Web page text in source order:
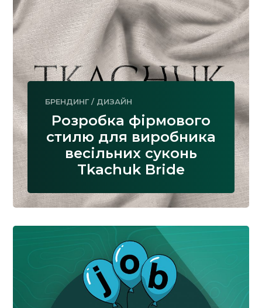
БРЕНДИНГ / ДИЗАЙН
Розробка фірмового
стилю для виробника
весільних суконь
Tkachuk Bride